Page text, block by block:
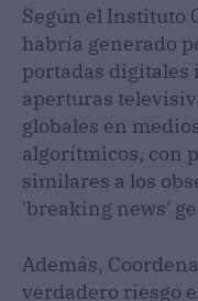
Según el Instituto
habría generado
portadas digitales
aperturas
globales en
algorítmicos, con
similares a los
'breaking news'
Además,
verdadero riesgo